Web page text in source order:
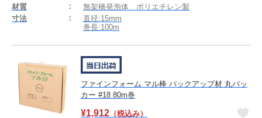
材質
無架橋発泡体 ポリエチレン製
寸法
直径:15mm
巻長:100m
ファインフォーム マル棒 バックアップ材 丸バッ
カー #18 80m巻
¥1,912 （税込み）